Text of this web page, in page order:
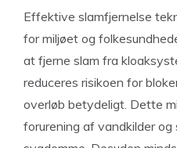
Effektive slamfjernelse
for miljøet og
at fjerne slam fra
reduceres risikoen for
overløb betydeligt. Dette
forurening af vandkilder